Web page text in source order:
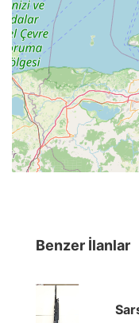
Benzer İlanlar